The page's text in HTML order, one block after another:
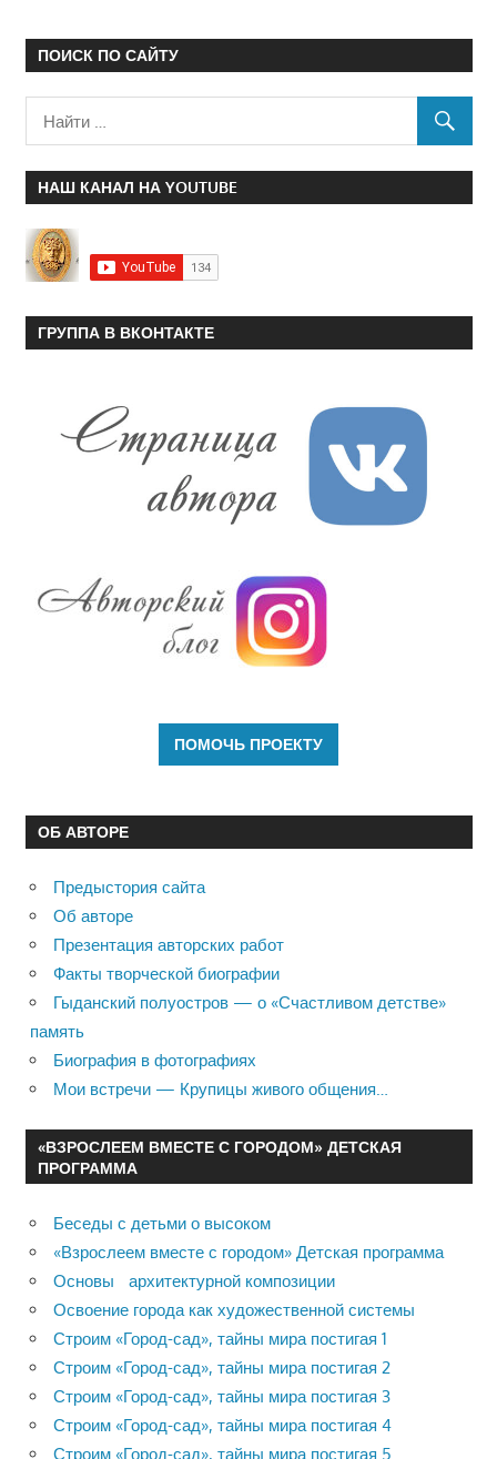
ПОИСК ПО САЙТУ
НАШ КАНАЛ НА YOUTUBE
ГРУППА В ВКОНТАКТЕ
ОБ АВТОРЕ
Предыстория сайта
Об авторе
Презентация авторских работ
Факты творческой биографии
Гыданский полуостров — о «Счастливом детстве»
память
Биография в фотографиях
Мои встречи — Крупицы живого общения…
«ВЗРОСЛЕЕМ ВМЕСТЕ С ГОРОДОМ» ДЕТСКАЯ
ПРОГРАММА
Беседы с детьми о высоком
«Взрослеем вместе с городом» Детская программа
Основы архитектурной композиции
Освоение города как художественной системы
Строим «Город-сад», тайны мира постигая 1
Строим «Город-сад», тайны мира постигая 2
Строим «Город-сад», тайны мира постигая 3
Строим «Город-сад», тайны мира постигая 4
Строим «Город-сад», тайны мира постигая 5